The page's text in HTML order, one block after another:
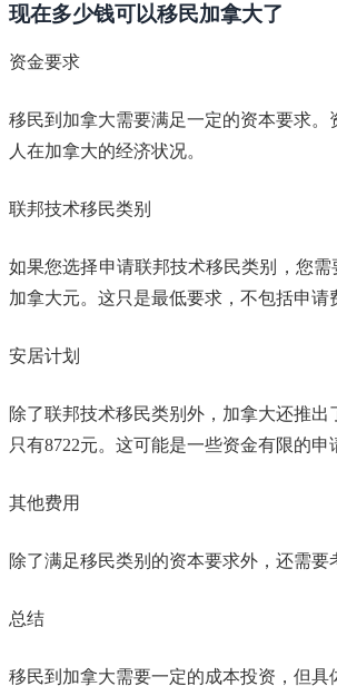
现在多少钱可以移民加拿大了
资金要求
移民到加拿大需要满足一定的资本要求
人在加拿大的经济状况。
联邦技术移民类别
如果您选择申请联邦技术移民类别，您
加拿大元。这只是最低要求，不包括申请
安居计划
除了联邦技术移民类别外，加拿大还推
只有8722元。这可能是一些资金有限的申
其他费用
除了满足移民类别的资本要求外，还需
总结
移民到加拿大需要一定的成本投资，但